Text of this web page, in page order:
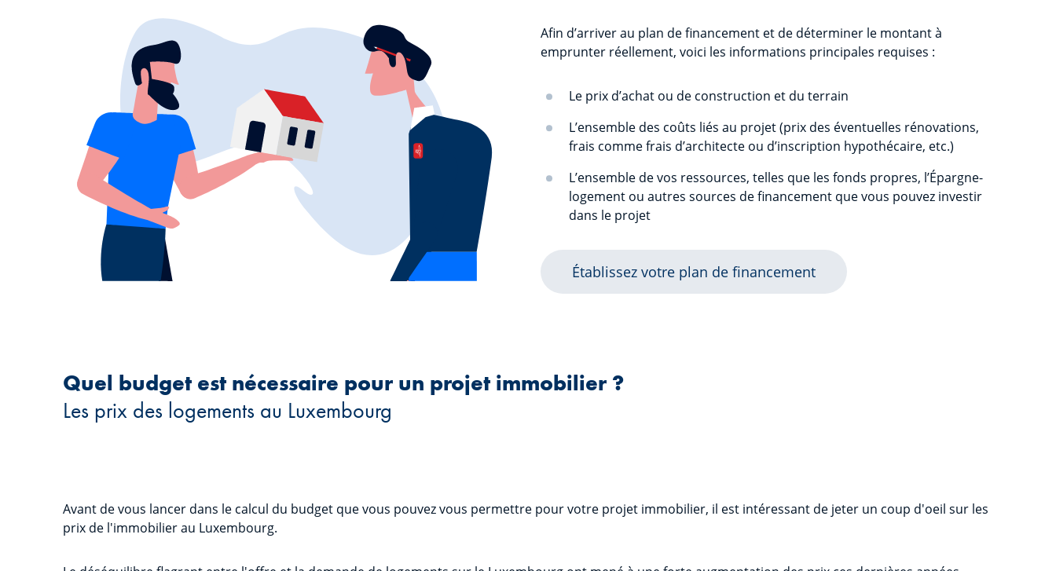
Afin d’arriver au plan de financement et de déterminer le montant à
emprunter réellement, voici les informations principales requises :
Le prix d’achat ou de construction et du terrain
L’ensemble des coûts liés au projet (prix des éventuelles rénovations,
frais comme frais d’architecte ou d’inscription hypothécaire, etc.)
L’ensemble de vos ressources, telles que les fonds propres, l’Épargne-
logement ou autres sources de financement que vous pouvez investir
dans le projet
Établissez votre plan de financement
Quel budget est nécessaire pour un projet immobilier ?
Les prix des logements au Luxembourg
Avant de vous lancer dans le calcul du budget que vous pouvez vous permettre pour votre projet immobilier, il est intéressant de jeter un coup d'oeil sur les
prix de l'immobilier au Luxembourg.